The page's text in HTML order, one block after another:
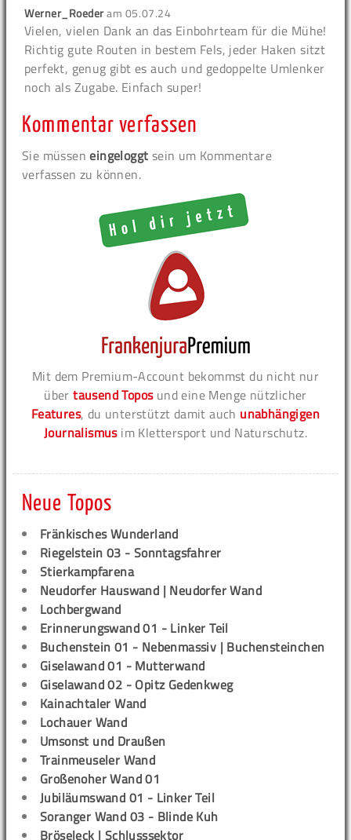
Werner_Roederam 05.07.24
Vielen, vielen Dank an das Einbohrteam für die Mühe!
Richtig gute Routen in bestem Fels, jeder Haken sitzt
perfekt, genug gibt es auch und gedoppelte Umlenker
noch als Zugabe. Einfach super!
Kommentar verfassen
Sie müsseneingeloggt sein um Kommentare
verfassen zu können.
Mit dem Premium-Account bekommst du nicht nur
übertausend Toposund eine Menge nützlicher
Features, du unterstützt damit auch unabhängigen
Journalismusim Klettersport und Naturschutz.
Neue Topos
Fränkisches Wunderland
Riegelstein 03 - Sonntagsfahrer
Stierkampfarena
Neudorfer Hauswand | Neudorfer Wand
Lochbergwand
Erinnerungswand 01 - Linker Teil
Buchenstein 01 - Nebenmassiv | Buchensteinchen
Giselawand 01 - Mutterwand
Giselawand 02 - Opitz Gedenkweg
Kainachtaler Wand
Lochauer Wand
Umsonst und Draußen
Trainmeuseler Wand
Großenoher Wand 01
Jubiläumswand 01 - Linker Teil
Soranger Wand 03 - Blinde Kuh
Bröseleck | Schlusssektor